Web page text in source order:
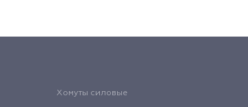
Хомуты силовые